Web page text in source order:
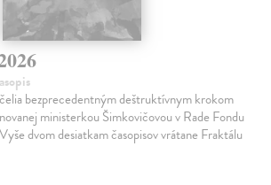
bezprecedentným deštruktívnym krokom
ministerkou Šimkovičovou v Rade Fondu
dvom desiatkam časopisov vrátane Fraktálu